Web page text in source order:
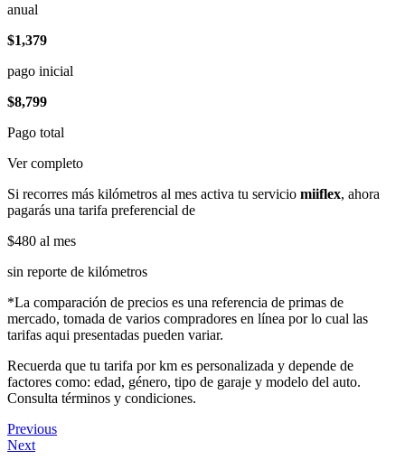
anual
$1,379
pago inicial
$8,799
Pago total
Ver completo
Si recorres más kilómetros al mes activa tu servicio miiflex, ahora
pagarás una tarifa preferencial de
$480 al mes
sin reporte de kilómetros
*La comparación de precios es una referencia de primas de
mercado, tomada de varios compradores en línea por lo cual las
tarifas aqui presentadas pueden variar.
Recuerda que tu tarifa por km es personalizada y depende de
factores como: edad, género, tipo de garaje y modelo del auto.
Consulta términos y condiciones.
Previous
Next